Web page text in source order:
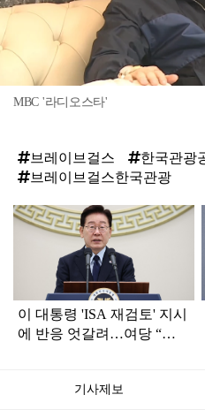
MBC '라디오스타'
브레이브걸스
한국관광
브레이브걸스한국관광
탑
라
이 대통령 'ISA 재검토' 지시
에 반응 엇갈려…여당 “적
기사제보